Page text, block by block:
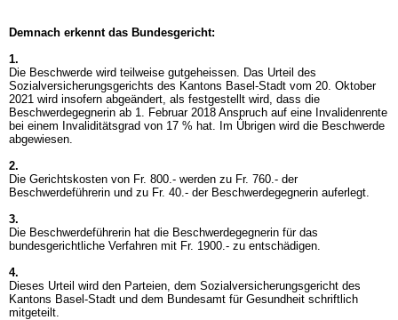
Demnach erkennt das Bundesgericht:
1.
Die Beschwerde wird teilweise gutgeheissen. Das Urteil des
Sozialversicherungsgerichts des Kantons Basel-Stadt vom 20. Oktober
2021 wird insofern abgeändert, als festgestellt wird, dass die
Beschwerdegegnerin ab 1. Februar 2018 Anspruch auf eine Invalidenrente
bei einem Invaliditätsgrad von 17 % hat. Im Übrigen wird die Beschwerde
abgewiesen.
2.
Die Gerichtskosten von Fr. 800.- werden zu Fr. 760.- der
Beschwerdeführerin und zu Fr. 40.- der Beschwerdegegnerin auferlegt.
3.
Die Beschwerdeführerin hat die Beschwerdegegnerin für das
bundesgerichtliche Verfahren mit Fr. 1900.- zu entschädigen.
4.
Dieses Urteil wird den Parteien, dem Sozialversicherungsgericht des
Kantons Basel-Stadt und dem Bundesamt für Gesundheit schriftlich
mitgeteilt.